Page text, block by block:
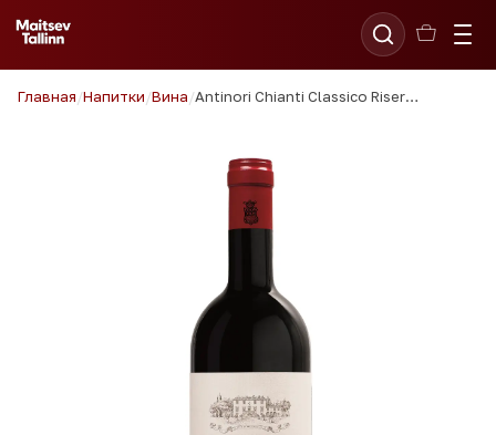
Главная/Напитки/Вина/ Antinori Chianti Classico Riserva Tenuta Tignanello 75cl 2020